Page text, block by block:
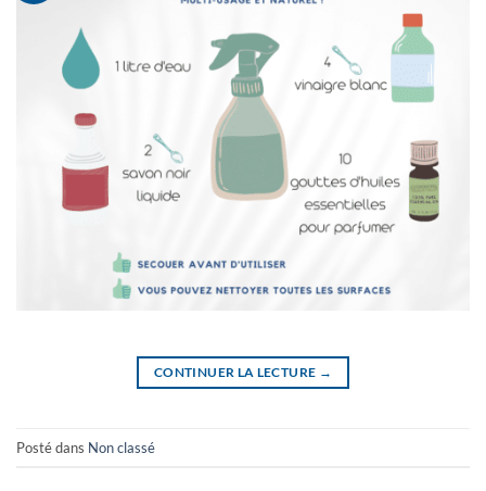
CONTINUER LA LECTURE →
Posté dans Non classé